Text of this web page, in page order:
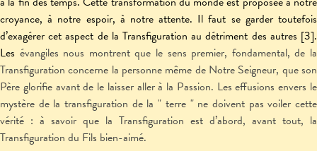
croyance, à notre espoir, à notre attente. Il faut se garder toutefois
d’exagérer cet aspect de la Transfiguration au détriment des autres [3].
Les évangiles nous montrent que le sens premier, fondamental, de la
Transfiguration concerne la personne même de Notre Seigneur, que son
Père glorifie avant de le laisser aller à la Passion. Les effusions envers le
mystère de la transfiguration de la " terre " ne doivent pas voiler cette
vérité : à savoir que la Transfiguration est d’abord, avant tout, la
Transfiguration du Fils bien-aimé.